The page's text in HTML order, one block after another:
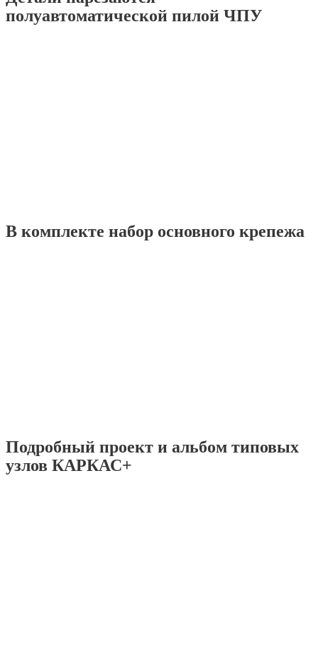
полуавтоматической пилой ЧПУ
В комплекте набор основного крепежа
Подробный проект и альбом типовых
узлов КАРКАС+